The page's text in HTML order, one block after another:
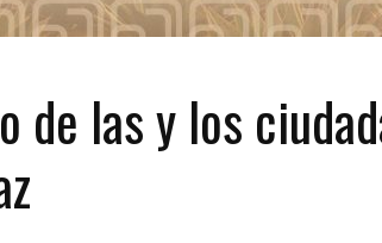
de las y los